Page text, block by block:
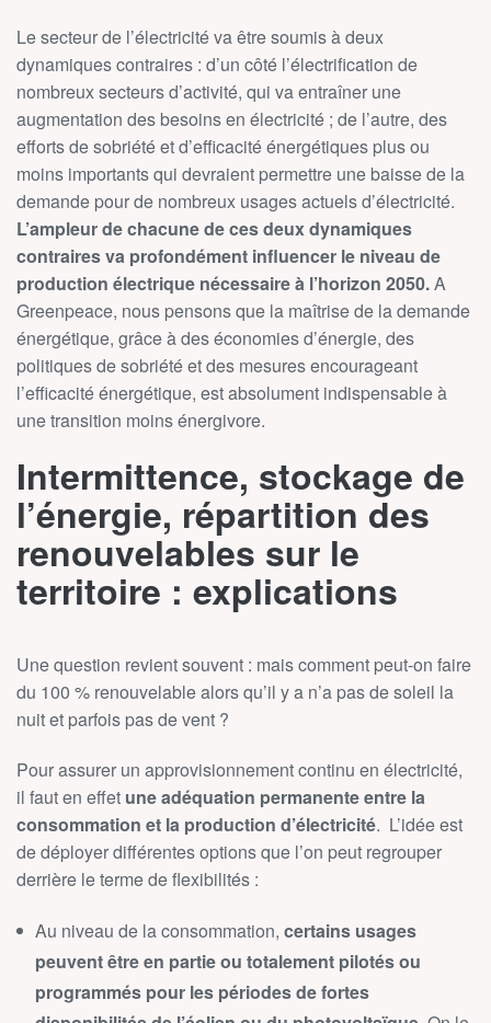
Le secteur de l’électricité va être soumis à deux
dynamiques contraires : d’un côté l’électrification de
nombreux secteurs d’activité, qui va entraîner une
augmentation des besoins en électricité ; de l’autre, des
efforts de sobriété et d’efficacité énergétiques plus ou
moins importants qui devraient permettre une baisse de la
demande pour de nombreux usages actuels d’électricité.
L’ampleur de chacune de ces deux dynamiques
contraires va profondément influencer le niveau de
production électrique nécessaire à l’horizon 2050.A
Greenpeace, nous pensons que la maîtrise de la demande
énergétique, grâce à des économies d’énergie, des
politiques de sobriété et des mesures encourageant
l’efficacité énergétique, est absolument indispensable à
une transition moins énergivore.
Intermittence, stockage de
l’énergie, répartition des
renouvelables sur le
territoire : explications
Une question revient souvent : mais comment peut-on faire
du 100 % renouvelable alors qu’il y a n’a pas de soleil la
nuit et parfois pas de vent ?
Pour assurer un approvisionnement continu en électricité,
il faut en effet une adéquation permanente entre la
consommation et la production d’électricité. L’idée est
de déployer différentes options que l’on peut regrouper
derrière le terme de flexibilités :
Au niveau de la consommation, certains usages
peuvent être en partie ou totalement pilotés ou
programmés pour les périodes de fortes